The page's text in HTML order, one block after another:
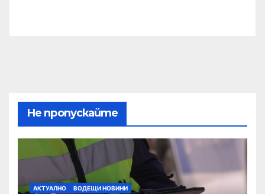
Не пропускайте
АКТУАЛНО ВОДЕЩИ НОВИНИ